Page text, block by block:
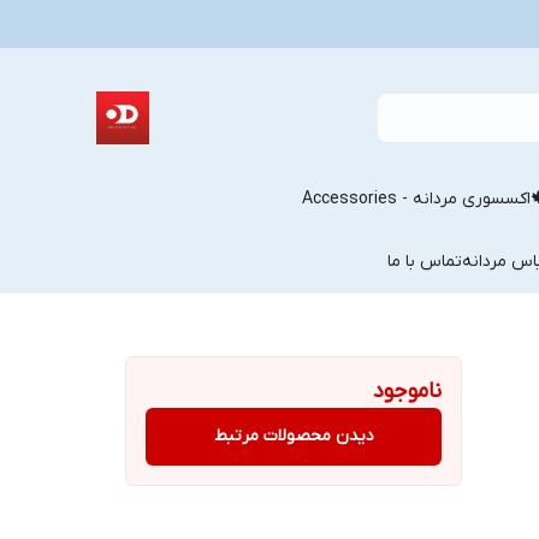
اکسسوری مردانه - Accessories
مردانهتماس با ما
ناموجود
دیدن محصولات مرتبط